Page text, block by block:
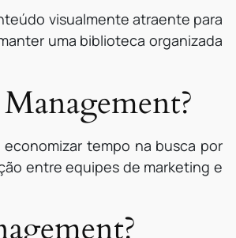
visualmente atraente para
uma biblioteca organizada
tempo na busca por
entre equipes de marketing e